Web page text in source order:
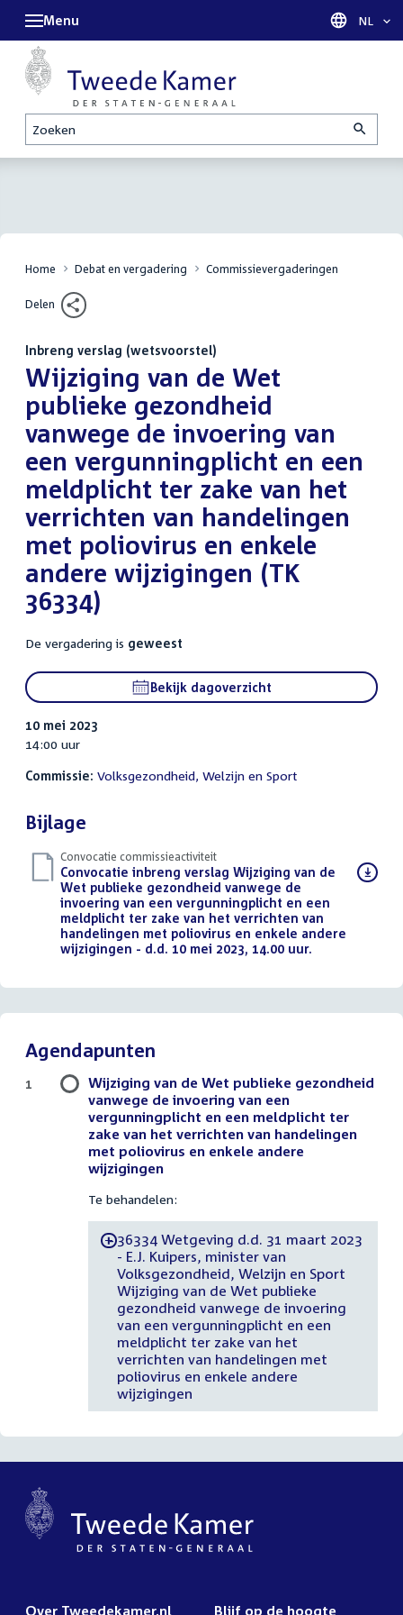
Zoeken
Menu Taal
NL
Home Debat en vergadering Commissievergaderingen
Delen
Inbreng verslag (wetsvoorstel)
:Wijziging van de Wet
publieke gezondheid
vanwege de invoering van
een vergunningplicht en een
meldplicht ter zake van het
verrichten van handelingen
met poliovirus en enkele
andere wijzigingen (TK
36334)
De vergadering is geweest
Bekijk dagoverzicht
10 mei 2023
14:00 uur
Commissie: Volksgezondheid, Welzijn en Sport
Bijlage
Convocatie commissieactiviteit
Download
bestand:
Convocatie inbreng verslag Wijziging van de
Wet publieke gezondheid vanwege de
invoering van een vergunningplicht en een
meldplicht ter zake van het verrichten van
handelingen met poliovirus en enkele andere
wijzigingen - d.d. 10 mei 2023, 14.00 uur.
Agendapunten
Wijziging van de Wet publieke gezondheid
vanwege de invoering van een
vergunningplicht en een meldplicht ter
zake van het verrichten van handelingen
met poliovirus en enkele andere
wijzigingen
Te behandelen:
-36334 Wetgeving d.d. 31 maart 2023
- E.J. Kuipers, minister van
Volksgezondheid, Welzijn en Sport
Wijziging van de Wet publieke
gezondheid vanwege de invoering
van een vergunningplicht en een
meldplicht ter zake van het
verrichten van handelingen met
poliovirus en enkele andere
wijzigingen
1
Over Tweedekamer.nl Blijf op de hoogte